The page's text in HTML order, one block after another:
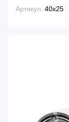
Артикул: 40x25